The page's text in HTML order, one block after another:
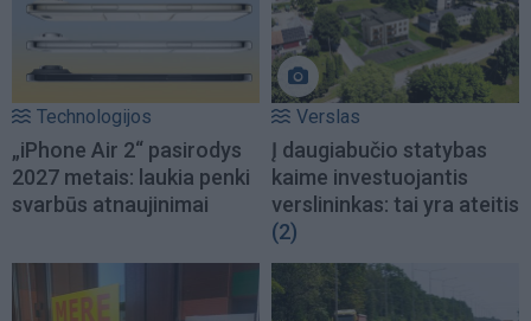
Technologijos
„iPhone Air 2“ pasirodys
2027 metais: laukia penki
svarbūs atnaujinimai
Verslas
Į daugiabučio statybas
kaime investuojantis
verslininkas: tai yra ateitis
(2)